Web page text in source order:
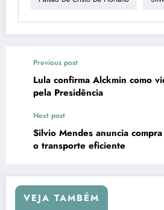
Previous post
Lula confirma Alckmin como
pela Presidência
Next post
Silvio Mendes anuncia
o transporte eficiente
VEJA TAMBÉM